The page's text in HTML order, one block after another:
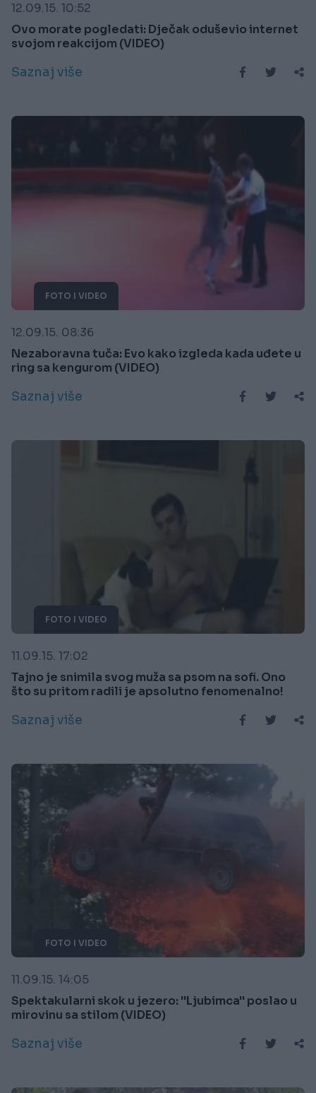
12.09.15. 10:52
Ovo morate pogledati: Dječak oduševio internet
svojom reakcijom (VIDEO)
Saznaj više
FOTO I VIDEO
12.09.15. 08:36
Nezaboravna tuča: Evo kako izgleda kada uđete u
ring sa kengurom (VIDEO)
Saznaj više
FOTO I VIDEO
11.09.15. 17:02
Tajno je snimila svog muža sa psom na sofi. Ono
što su pritom radili je apsolutno fenomenalno!
Saznaj više
FOTO I VIDEO
11.09.15. 14:05
Spektakularni skok u jezero: ''Ljubimca'' poslao u
mirovinu sa stilom (VIDEO)
Saznaj više